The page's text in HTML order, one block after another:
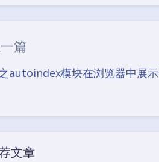
篇
autoindex模块在浏览器中展
文章